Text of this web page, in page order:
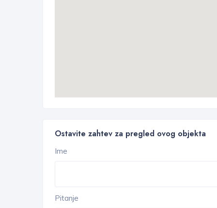
Ostavite zahtev za pregled ovog objekta
Ime
Pitanje